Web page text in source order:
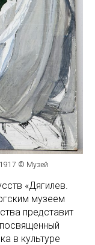
1917 © Музей
«Дягилев.
музеем
представит
в культуре